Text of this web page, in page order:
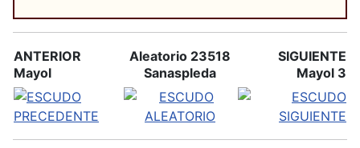
ANTERIOR
Mayol
Aleatorio 23518
Sanaspleda
SIGUIENTE
Mayol 3